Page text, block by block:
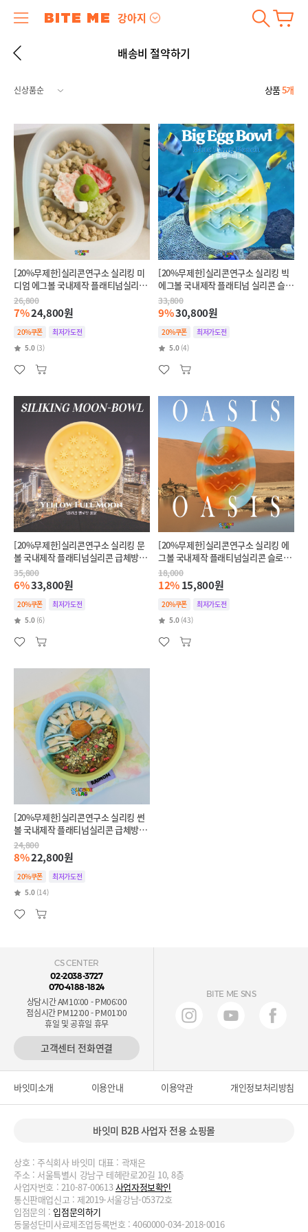
강아지
배송비 절약하기
상품5개
[20%무제한]실리콘연구소 실리킹 미
디엄 에그볼 국내제작 플래티넘실리콘
슬로우식기
26,800
7%24,800원
20%쿠폰
최저가도전
5.0 (3)
[20%무제한]실리콘연구소 실리킹 빅
에그볼 국내제작 플래티넘 실리콘 슬로
우 식기 강아지 대형견 밥그릇 애견 급
체방지
33,800
9%30,800원
20%쿠폰
최저가도전
5.0 (4)
[20%무제한]실리콘연구소 실리킹 문
볼 국내제작 플래티넘실리콘 급체방지
슬로우식기
35,800
6%33,800원
20%쿠폰
최저가도전
5.0 (6)
[20%무제한]실리콘연구소 실리킹 에
그볼 국내제작 플래티넘실리콘 슬로우
식기
18,000
12%15,800원
20%쿠폰
최저가도전
5.0 (43)
[20%무제한]실리콘연구소 실리킹 썬
볼 국내제작 플래티넘실리콘 급체방지
슬로우식기
24,800
8%22,800원
20%쿠폰
최저가도전
5.0 (14)
CS CENTER
02-2038-3727
070-4188-1824
상담시간 AM10:00 - PM06:00
점심시간 PM12:00 - PM01:00
휴일 및 공휴일 휴무
고객센터 전화연결
BITE ME SNS
바잇미소개 이용안내 이용약관 개인정보처리방침
바잇미 B2B 사업자 전용 쇼핑몰
상호 : 주식회사 바잇미 대표 : 곽재은
주소 : 서울특별시 강남구 테헤란로20길 10, 8층
사업자번호 : 210-87-00613사업자정보확인
통신판매업신고 : 제2019-서울강남-05372호
입점문의 : 입점문의하기
동물성단미사료제조업등록번호 : 4060000-034-2018-0016